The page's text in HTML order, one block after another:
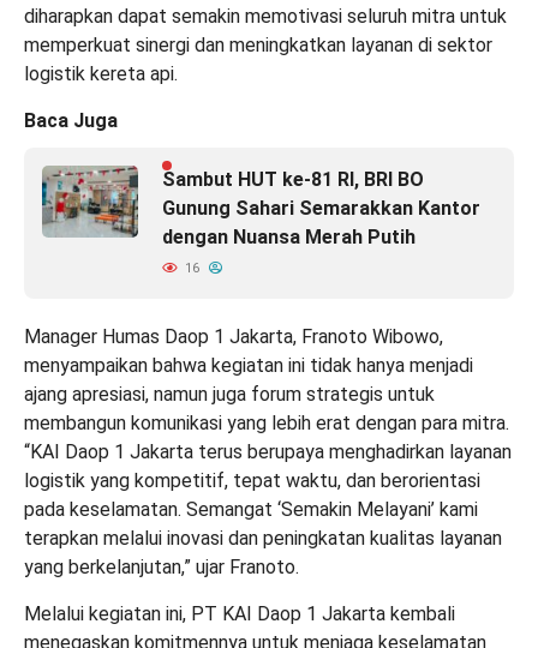
diharapkan dapat semakin memotivasi seluruh mitra untuk
memperkuat sinergi dan meningkatkan layanan di sektor
logistik kereta api.
Baca Juga
Sambut HUT ke-81 RI, BRI BO
Gunung Sahari Semarakkan Kantor
dengan Nuansa Merah Putih
16
Manager Humas Daop 1 Jakarta, Franoto Wibowo,
menyampaikan bahwa kegiatan ini tidak hanya menjadi
ajang apresiasi, namun juga forum strategis untuk
membangun komunikasi yang lebih erat dengan para mitra.
“KAI Daop 1 Jakarta terus berupaya menghadirkan layanan
logistik yang kompetitif, tepat waktu, dan berorientasi
pada keselamatan. Semangat ‘Semakin Melayani’ kami
terapkan melalui inovasi dan peningkatan kualitas layanan
yang berkelanjutan,” ujar Franoto.
Melalui kegiatan ini, PT KAI Daop 1 Jakarta kembali
menegaskan komitmennya untuk menjaga keselamatan